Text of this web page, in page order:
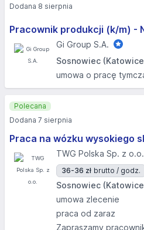
Pracownik produkcji (k/m) -
Gi Group S.A.
Sosnowiec
umowa o pracę
Dodana 8 sierpnia
Praca na wózku wysokiego
TWG Polska Sp. z o.o.
36-36 zł brutto / godz.
Sosnowiec
umowa zlecenie
praca od zaraz
Zapraszamy
Polecana
Dodana 7 sierpnia